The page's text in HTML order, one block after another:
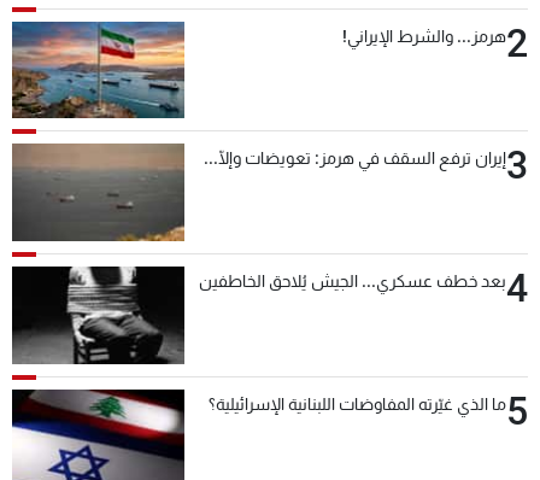
2هرمز... والشرط الإيراني!
3إيران ترفع السقف في هرمز: تعويضات وإلّا...
4بعد خطف عسكري... الجيش يُلاحق الخاطفين
5ما الذي غيّرته المفاوضات اللبنانية الإسرائيلية؟